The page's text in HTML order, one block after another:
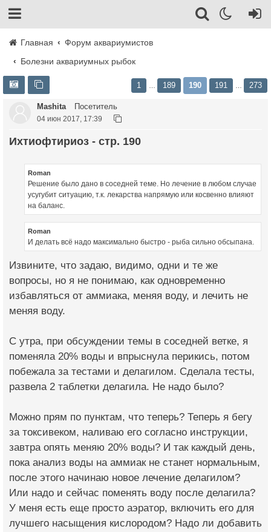
Главная
Форум аквариумистов
Болезни аквариумных рыбок
1 189 190 191 273
Mashita Посетитель
04 июн 2017, 17:39
Ихтиофтириоз - стр. 190
Roman
Решение было дано в соседней теме. Но лечение в любом случае
усугубит ситуацию, т.к. лекарства напрямую или косвенно влияют
на баланс.
Roman
И делать всё надо максимально быстро - рыба сильно обсыпана.
Извините, что задаю, видимо, одни и те же
вопросы, но я не понимаю, как одновременно
избавляться от аммиака, меняя воду, и лечить не
меняя воду.
С утра, при обсуждении темы в соседней ветке, я
поменяла 20% воды и впрыснула перикись, потом
побежала за тестами и делагилом. Сделала тесты,
развела 2 таблетки делагила. Не надо было?
Можно прям по пунктам, что теперь? Теперь я бегу
за токсивеком, наливаю его согласно инструкции,
завтра опять меняю 20% воды? И так каждый день,
пока анализ воды на аммиак не станет нормальным,
после этого начинаю новое лечение делагилом?
Или надо и сейчас поменять воду после делагила?
У меня есть еще просто аэратор, включить его для
лучшего насыщения кислородом? Надо ли добавить